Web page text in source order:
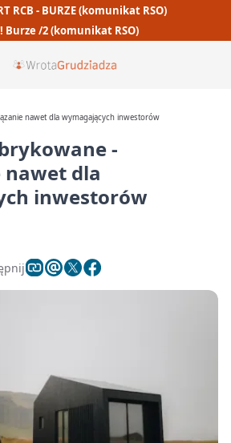
RCB - BURZE (komunikat RSO)
Burze /2 (komunikat RSO)
nawet dla wymagających inwestorów
-
dla
inwestorów